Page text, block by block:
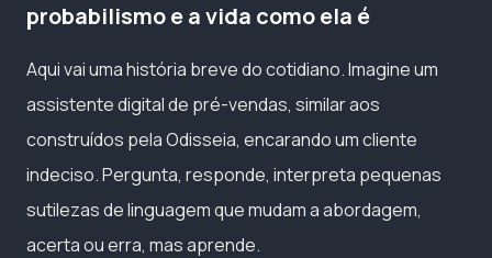
probabilismo e a vida como ela é
Aqui vai uma história breve do cotidiano. Imagine um
assistente digital de pré-vendas, similar aos
construídos pela Odisseia, encarando um cliente
indeciso. Pergunta, responde, interpreta pequenas
sutilezas de linguagem que mudam a abordagem,
acerta ou erra, mas aprende.